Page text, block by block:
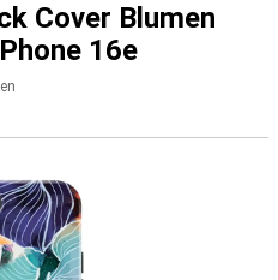
Cover Blumen
16e